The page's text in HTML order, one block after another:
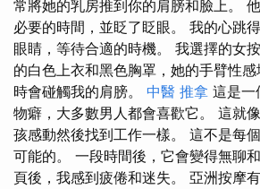
常將她的乳房推到你的肩膀和臉上。
必要的時間，並眨了眨眼。 我的心跳
眼睛，等待合適的時機。 我選擇的女
的白色上衣和黑色胸罩，她的手臂性
時會碰觸我的肩膀。 中醫 推拿 這是一
物癖，大多數男人都會喜歡它。 這就
孩感動然後找到工作一樣。 這不是每
可能的。 一段時間後，它會變得無聊
頁後，我感到疲倦和迷失。 亞洲按摩